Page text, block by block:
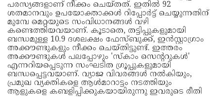
പരസ്യങ്ങളാണ് നീക്കം ചെയ്തത്. ഇതിൽ 92
ശതമാനവും ഉപയോക്താക്കൾ റിപ്പോർട്ട് ചെയ്യുന്നതിന്
മുമ്പേ മെറ്റയുടെ സംവിധാനങ്ങൾ വഴി
കണ്ടെത്തിയവയാണ്. കൂടാതെ, തട്ടിപ്പുകളുമായി
ബന്ധമുള്ള 10.9 ദശലക്ഷം ഫേസ്ബുക്ക്, ഇൻസ്റ്റാഗ്രാം
അക്കൗണ്ടുകളും നീക്കം ചെയ്തിട്ടുണ്ട്. ഇത്തരം
അക്കൗണ്ടുകൾ പലപ്പോഴും 'സ്‌കാം സെന്ററുകൾ'
എന്നറിയപ്പെടുന്ന സംഘടിത ഗ്രൂപ്പുകളുമായി
ബന്ധപ്പെട്ടവയാണ്. വ്യാജ വിവരങ്ങൾ നൽകിയും,
പ്രമുഖ വ്യക്തികളെ ആൾമാറാട്ടം നടത്തിയും
ആളുകളെ കബളിപ്പിക്കുകയായിരുന്നു ഇവരുടെ രീതി